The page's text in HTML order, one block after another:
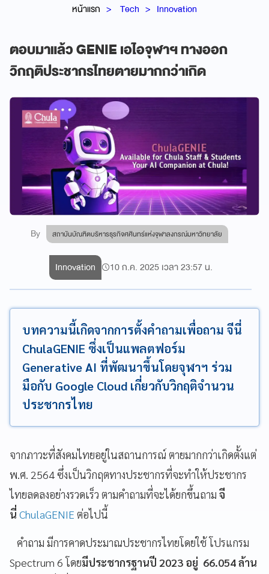
หน้าแรก Tech Innovation
ตอบมาแล้ว GENIE เอไอจุฬาฯ ทางออก
วิกฤติประชากรไทยตายมากกว่าเกิด
By สถาบันบัณฑิตบริหารธุรกิจศศินทร์แห่งจุฬาลงกรณ์มหาวิทยาลัย
Innovation 10 ก.ค. 2025 เวลา 23:57 น.
บทความนี้เกิดจากการตั้งคำถามเพื่อถาม จีนี่
ChulaGENIE ซึ่งเป็นแพลตฟอร์ม
Generative AI ที่พัฒนาขึ้นโดยจุฬาฯ ร่วม
มือกับ Google Cloud เกี่ยวกับวิกฤติจำนวน
ประชากรไทย
จากภาวะที่สังคมไทยอยู่ในสถานการณ์ ตายมากกว่าเกิดตั้งแต่
พ.ศ. 2564 ซึ่งเป็นวิกฤตทางประชากรที่จะทำให้ประชากร
ไทยลดลงอย่างรวดเร็ว ตามคำถามที่จะได้ยกขึ้นถาม จี
นี่ ChulaGENIE ต่อไปนี้
คำถาม มีการคาดประมาณประชากรไทยโดยใช้ โปรแกรม
Spectrum 6 โดยมีประชากรฐานปี 2023 อยู่ 66.054 ล้าน